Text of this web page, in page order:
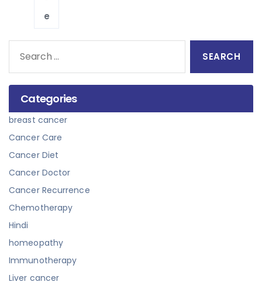
e
Categories
breast cancer
Cancer Care
Cancer Diet
Cancer Doctor
Cancer Recurrence
Chemotherapy
Hindi
homeopathy
Immunotherapy
Liver cancer